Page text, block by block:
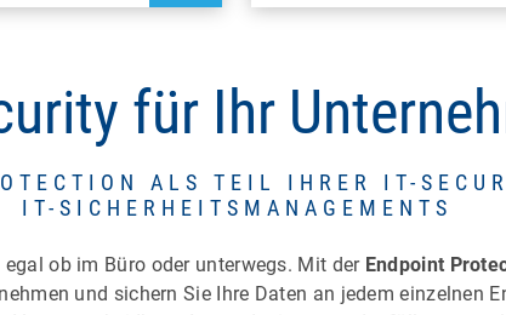
für Ihr
ALS TEIL IHRER IT-
IT-SICHERHEITSMANAGEMENTS
ob im Büro oder unterwegs. Mit der Endpoint
und sichern Sie Ihre Daten an jedem einzelnen